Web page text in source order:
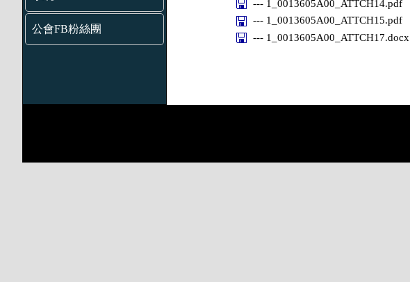
公會FB粉絲團
--- 1_0013605A00_ATTCH14.pdf
--- 1_0013605A00_ATTCH15.pdf
--- 1_0013605A00_ATTCH17.docx